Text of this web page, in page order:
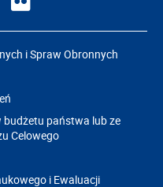
i Spraw Obronnych
budżetu państwa lub ze
Celowego
i Ewaluacji